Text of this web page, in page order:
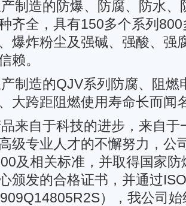
制造的防爆、防腐、防水、
齐全，具有150多个系列
爆炸粉尘及强碱、强酸、强
赖。
制造的QJV系列防腐、阻燃
大跨距阻燃使用寿命长而闻
来自于科技的进步，来自于
级专业人才的不懈努力，公
及相关标准，并取得国家
颁发的合格证书，并通过
），我公司